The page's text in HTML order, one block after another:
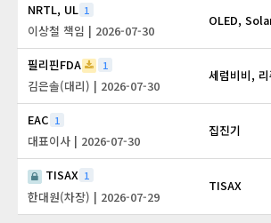
NRTL, UL 1
이상철 책임 | 2026-07-30
OLED,
필리핀FDA 1
김은솔(대리) | 2026-07-30
EAC 1
대표이사 | 2026-07-30
집진기
TISAX 1
한대원(차장) | 2026-07-29
TISAX